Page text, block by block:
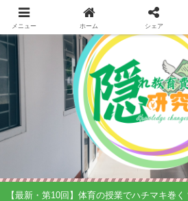
【最新・第10回】体育の授業でハチマキ巻
メニュー ホーム シェア